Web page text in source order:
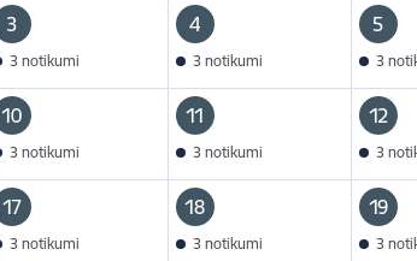
3
3 notikumi
4
3 notikumi
5
3
10
3 notikumi
11
3 notikumi
12
3
17
3 notikumi
18
3 notikumi
19
3